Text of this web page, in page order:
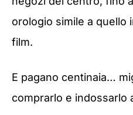
orologio simile a quello
film.
E pagano centinaia…
comprarlo e indossarlo